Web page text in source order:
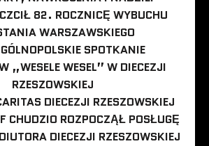
82. ROCZNICĘ WYBUCHU
WARSZAWSKIEGO
SPOTKANIE
„WESELE WESEL” W DIECEZJI
RZESZOWSKIEJ
DIECEZJI RZESZOWSKIEJ
CHUDZIO ROZPOCZĄŁ POSŁUGĘ
DIECEZJI RZESZOWSKIEJ